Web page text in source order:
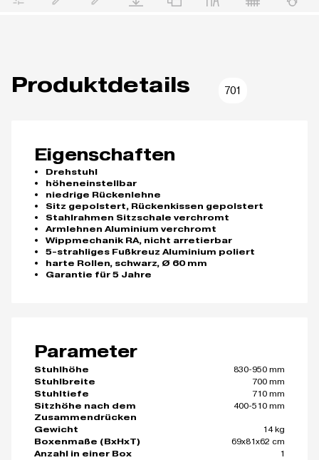
Produktdetails 701
Eigenschaften
Drehstuhl
höheneinstellbar
niedrige Rückenlehne
Sitz gepolstert, Rückenkissen gepolstert
Stahlrahmen Sitzschale verchromt
Armlehnen Aluminium verchromt
Wippmechanik RA, nicht arretierbar
5-strahliges Fußkreuz Aluminium poliert
harte Rollen, schwarz, Ø 60 mm
Garantie für 5 Jahre
Parameter
Stuhlhöhe
830-950 mm
Stuhlbreite
700 mm
Stuhltiefe
710 mm
Sitzhöhe nach dem
Zusammendrücken
400-510 mm
Gewicht
14 kg
Boxenmaße (BxHxT)
69x81x62 cm
Anzahl in einer Box
1